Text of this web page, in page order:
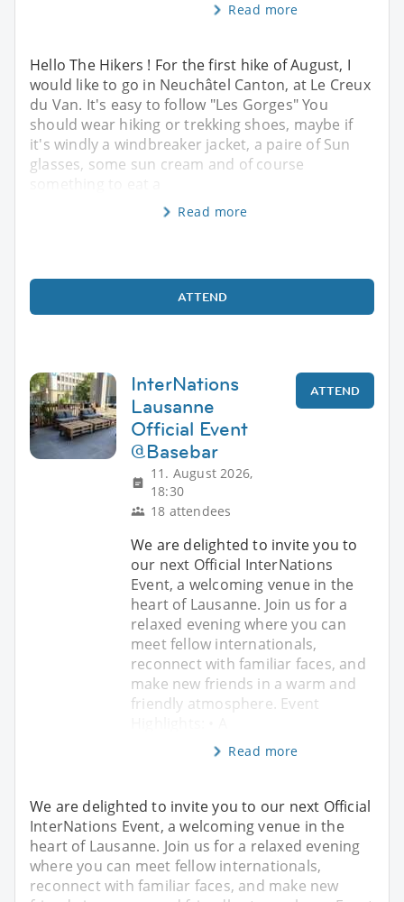
Read more
Hello The Hikers ! For the first hike of August, I
would like to go in Neuchâtel Canton, at Le Creux
du Van. It's easy to follow "Les Gorges" You
should wear hiking or trekking shoes, maybe if
it's windly a windbreaker jacket, a paire of Sun
glasses, some sun cream and of course
Read more
ATTEND
InterNations
Lausanne
Official Event
@Basebar
11. August 2026,
18:30
18 attendees
ATTEND
We are delighted to invite you to
our next Official InterNations
Event, a welcoming venue in the
heart of Lausanne. Join us for a
relaxed evening where you can
meet fellow internationals,
reconnect with familiar faces, and
make new friends in a warm and
friendly atmosphere. Event
Read more
We are delighted to invite you to our next Official
InterNations Event, a welcoming venue in the
heart of Lausanne. Join us for a relaxed evening
where you can meet fellow internationals,
reconnect with familiar faces, and make new